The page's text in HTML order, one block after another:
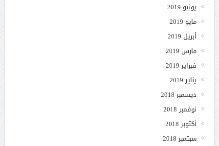
يونيو 2019
مايو 2019
أبريل 2019
مارس 2019
فبراير 2019
يناير 2019
ديسمبر 2018
نوفمبر 2018
أكتوبر 2018
سبتمبر 2018